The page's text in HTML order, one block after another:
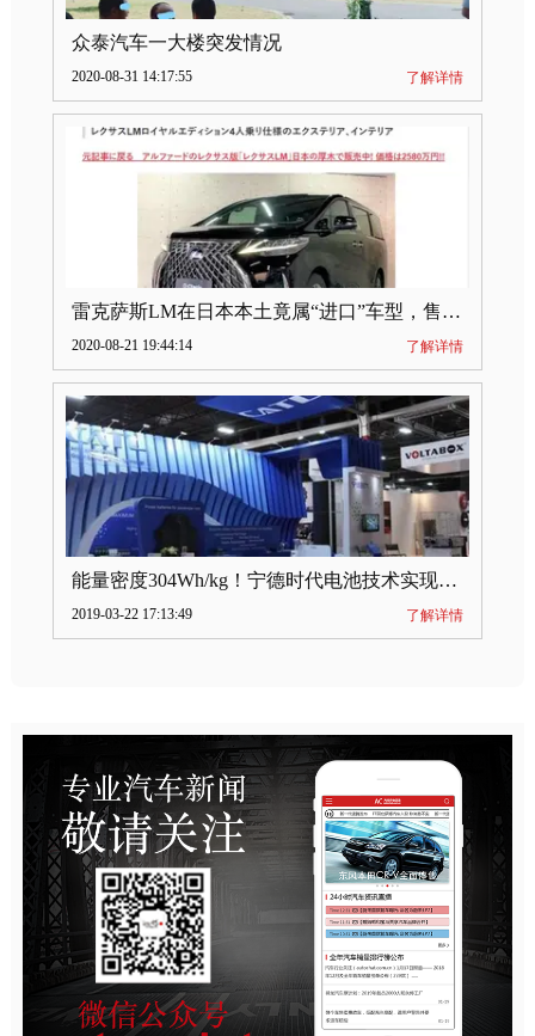
众泰汽车一大楼突发情况
2020-08-31 14:17:55 了解详情
雷克萨斯LM在日本本土竟属“进口”车型，售价2580万日元
2020-08-21 19:44:14 了解详情
能量密度304Wh/kg！宁德时代电池技术实现突破
2019-03-22 17:13:49 了解详情